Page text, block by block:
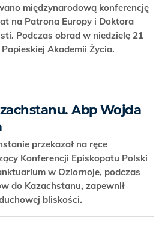
międzynarodową konferencję
na Patrona Europy i Doktora
Podczas obrad w niedzielę 21
Akademii Życia.
Abp Wojda
przekazał na ręce
Konferencji Episkopatu Polski
w Oziornoje, podczas
do Kazachstanu, zapewnił
bliskości.